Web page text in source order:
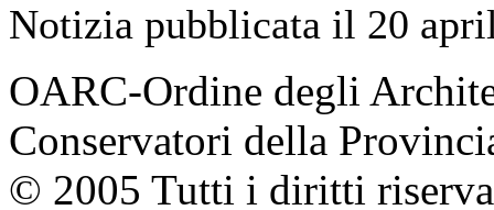
Notizia pubblicata il 20
OARC-Ordine degli
Conservatori della
© 2005 Tutti i diritti